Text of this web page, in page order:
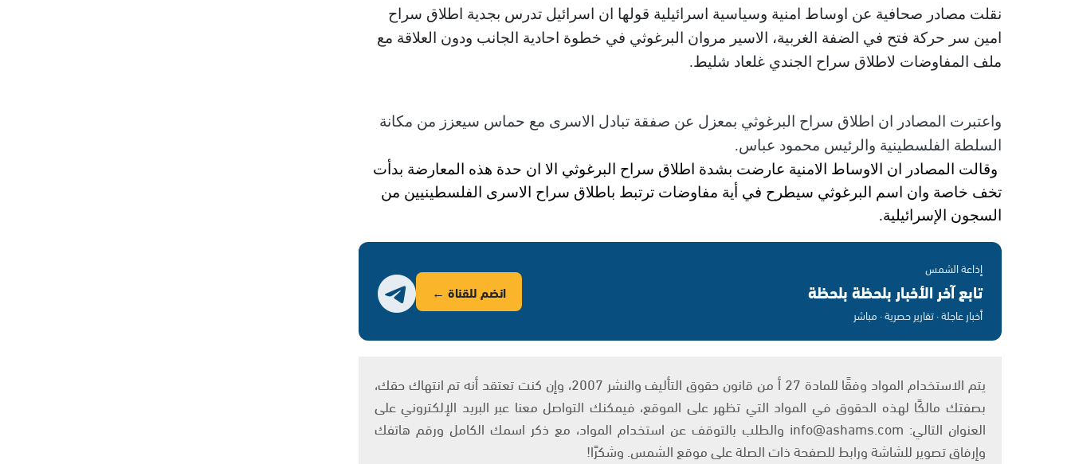
نقلت مصادر صحافية عن اوساط امنية وسياسية اسرائيلية قولها ان اسرائيل تدرس بجدية اطلاق سراح
امين سر حركة فتح في الضفة الغربية، الاسير مروان البرغوثي في خطوة احادية الجانب ودون العلاقة مع
ملف المفاوضات لاطلاق سراح الجندي غلعاد شليط.
واعتبرت المصادر ان اطلاق سراح البرغوثي بمعزل عن صفقة تبادل الاسرى مع حماس سيعزز من مكانة
السلطة الفلسطينية والرئيس محمود عباس.
وقالت المصادر ان الاوساط الامنية عارضت بشدة اطلاق سراح البرغوثي الا ان حدة هذه المعارضة بدأت
تخف خاصة وان اسم البرغوثي سيطرح في أية مفاوضات ترتبط باطلاق سراح الاسرى الفلسطينيين من
السجون الإسرائيلية.
إذاعة الشمس
تابع آخر الأخبار بلحظة بلحظة
أخبار عاجلة · تقارير حصرية · مباشر
انضم للقناة ←
يتم الاستخدام المواد وفقًا للمادة 27 أ من قانون حقوق التأليف والنشر 2007، وإن كنت تعتقد أنه تم انتهاك حقك،
بصفتك مالكًا لهذه الحقوق في المواد التي تظهر على الموقع، فيمكنك التواصل معنا عبر البريد الإلكتروني على
العنوان التالي: info@ashams.com والطلب بالتوقف عن استخدام المواد، مع ذكر اسمك الكامل ورقم هاتفك
وإرفاق تصوير للشاشة ورابط للصفحة ذات الصلة على موقع الشمس. وشكرًا!